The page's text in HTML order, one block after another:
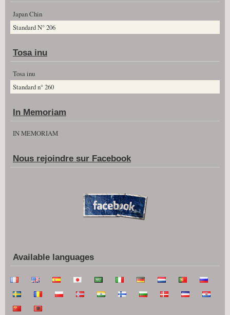
Japan Chin
Standard N° 206
Tosa inu
Tosa inu
Standard n° 260
In Memoriam
IN MEMORIAM
Nous rejoindre sur Facebook
Available languages